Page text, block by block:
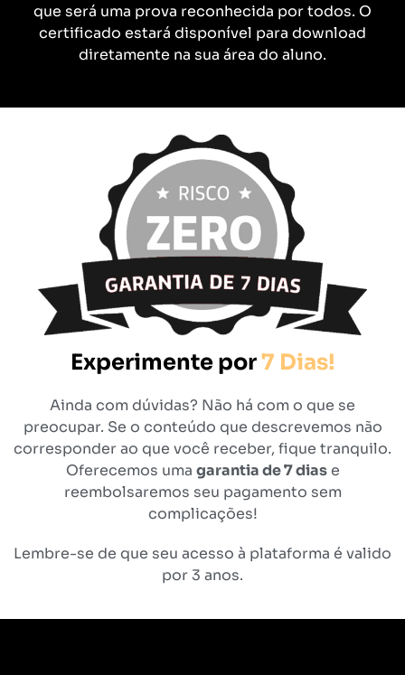
que será uma prova reconhecida por todos. O
certificado estará disponível para download
diretamente na sua área do aluno.
Experimente por7 Dias!
Ainda com dúvidas? Não há com o que se
preocupar. Se o conteúdo que descrevemos não
corresponder ao que você receber, fique tranquilo.
Oferecemos uma garantia de 7 diase
reembolsaremos seu pagamento sem
complicações!
Lembre-se de que seu acesso à plataforma é valido
por 3 anos.